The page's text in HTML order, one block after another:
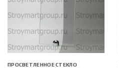
ПРОСВЕТЛЕННОЕ СТЕКЛО